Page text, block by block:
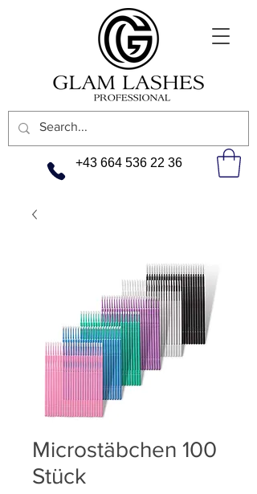
+43 664 536 22 36
Microstäbchen 100
Stück